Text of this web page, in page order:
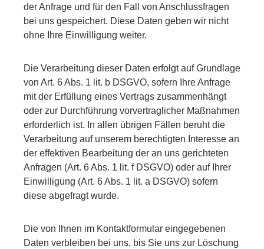
der Anfrage und für den Fall von Anschlussfragen
bei uns gespeichert. Diese Daten geben wir nicht
ohne Ihre Einwilligung weiter.
Die Verarbeitung dieser Daten erfolgt auf Grundlage
von Art. 6 Abs. 1 lit. b DSGVO, sofern Ihre Anfrage
mit der Erfüllung eines Vertrags zusammenhängt
oder zur Durchführung vorvertraglicher Maßnahmen
erforderlich ist. In allen übrigen Fällen beruht die
Verarbeitung auf unserem berechtigten Interesse an
der effektiven Bearbeitung der an uns gerichteten
Anfragen (Art. 6 Abs. 1 lit. f DSGVO) oder auf Ihrer
Einwilligung (Art. 6 Abs. 1 lit. a DSGVO) sofern
diese abgefragt wurde.
Die von Ihnen im Kontaktformular eingegebenen
Daten verbleiben bei uns, bis Sie uns zur Löschung